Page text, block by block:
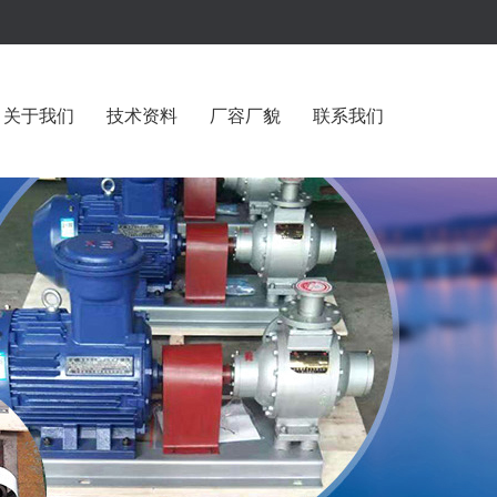
关于我们 技术资料 厂容厂貌 联系我们